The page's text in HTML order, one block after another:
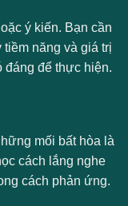
ý kiến. Bạn cần
năng và giá trị
đáng để thực hiện.
mối bất hòa là
cách lắng nghe
cách phản ứng.